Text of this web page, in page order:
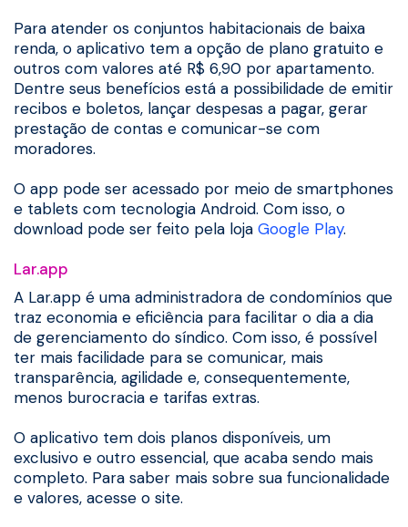
Para atender os conjuntos habitacionais de baixa
renda, o aplicativo tem a opção de plano gratuito e
outros com valores até R$ 6,90 por apartamento.
Dentre seus benefícios está a possibilidade de emitir
recibos e boletos, lançar despesas a pagar, gerar
prestação de contas e comunicar-se com
moradores.
O app pode ser acessado por meio de smartphones
e tablets com tecnologia Android. Com isso, o
download pode ser feito pela loja Google Play.
Lar.app
A Lar.app é uma administradora de condomínios que
traz economia e eficiência para facilitar o dia a dia
de gerenciamento do síndico. Com isso, é possível
ter mais facilidade para se comunicar, mais
transparência, agilidade e, consequentemente,
menos burocracia e tarifas extras.
O aplicativo tem dois planos disponíveis, um
exclusivo e outro essencial, que acaba sendo mais
completo. Para saber mais sobre sua funcionalidade
e valores, acesse o site.